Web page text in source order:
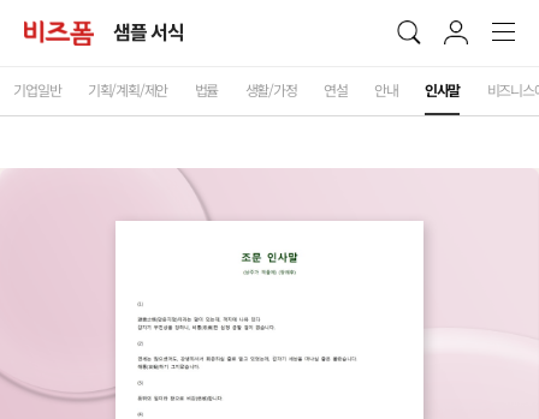
샘플 서식
기업일반 기획/계획/제안 법률 생활/가정 연설 안내 인사말 비즈니스